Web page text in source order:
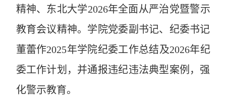
精神、东北大学2026年全面从严治党暨警示
教育会议精神。学院党委副书记、纪委书记
董蕾作2025年学院纪委工作总结及2026年纪
委工作计划，并通报违纪违法典型案例，强
化警示教育。